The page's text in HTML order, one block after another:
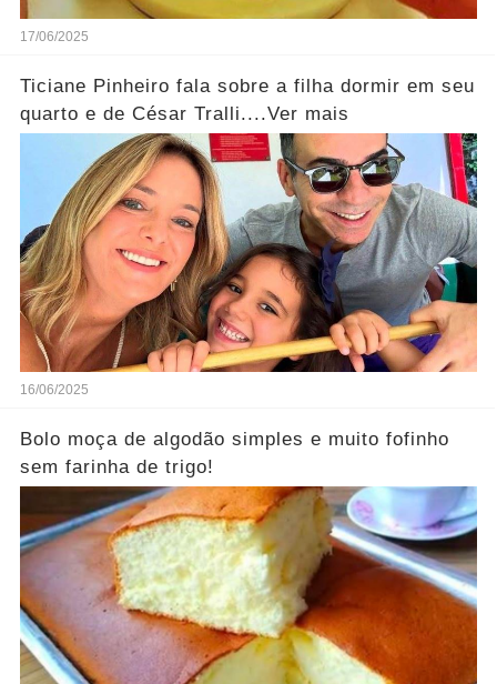
17/06/2025
Ticiane Pinheiro fala sobre a filha dormir em seu
quarto e de César Tralli....Ver mais
16/06/2025
Bolo moça de algodão simples e muito fofinho
sem farinha de trigo!